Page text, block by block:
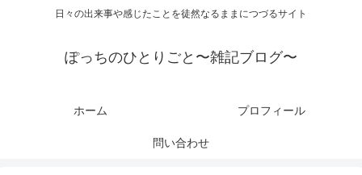
日々の出来事や感じたことを徒然なるままにつづるサイト
ぽっちのひとりごと〜雑記ブログ〜
ホーム プロフィール
問い合わせ